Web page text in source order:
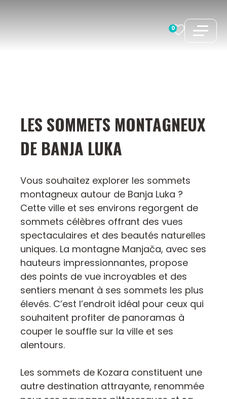
0
LES SOMMETS MONTAGNEUX
DE BANJA LUKA
Vous souhaitez explorer les sommets
montagneux autour de Banja Luka ?
Cette ville et ses environs regorgent de
sommets célèbres offrant des vues
spectaculaires et des beautés naturelles
uniques. La montagne Manjača, avec ses
hauteurs impressionnantes, propose
des points de vue incroyables et des
sentiers menant à ses sommets les plus
élevés. C’est l’endroit idéal pour ceux qui
souhaitent profiter de panoramas à
couper le souffle sur la ville et ses
alentours.
Les sommets de Kozara constituent une
autre destination attrayante, renommée